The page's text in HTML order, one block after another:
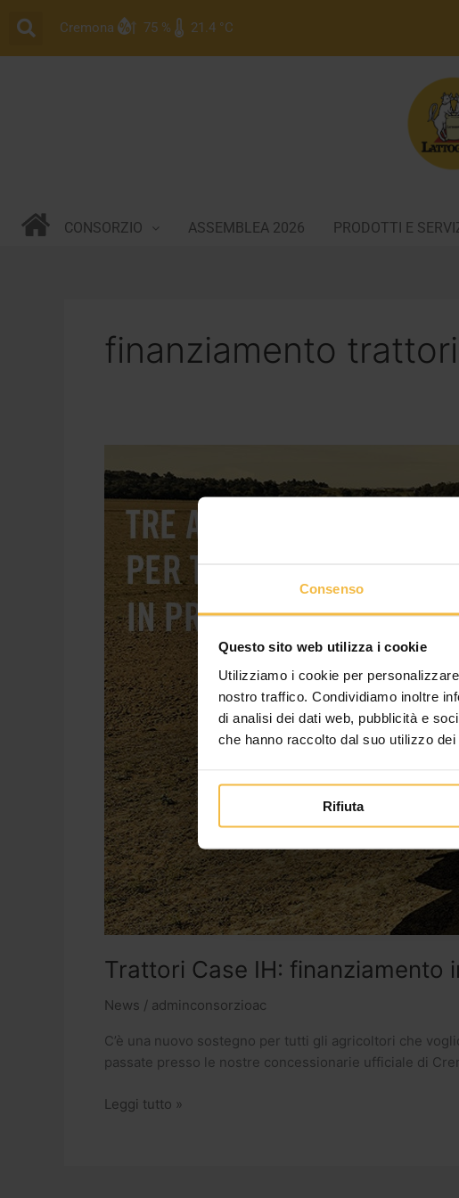
Consenso
Questo sito web utilizza i cookie
Utilizziamo i cookie per
nostro traffico. Condividiamo inoltre
di analisi dei dati web, pubblicità e
che hanno raccolto dal suo utilizzo dei
Rifiuta
contenuto
Cremona 75 % 21.4 °C
CONSORZIO ASSEMBLEA 2026 PRODOTTI E
finanziamento trattori
Trattori Case IH: finanziamento
News / adminconsorzioac
C’è una nuovo sostegno per tutti gli agricoltori che
passate presso le nostre concessionarie ufficiale di
Case
IH:
finanziamento
anni
tasso
zero
Leggi tutto »